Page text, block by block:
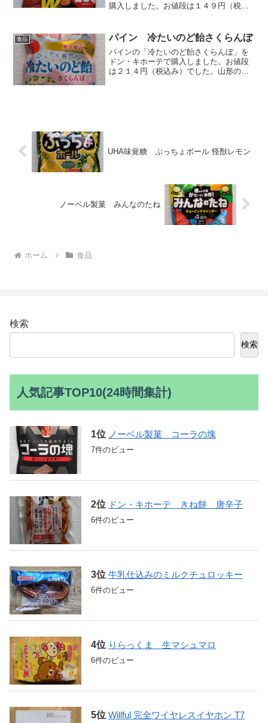
購入しました。お値段は１４９円（税込
のガーリック風味をきかせたビーフステ
ーキ味です。この味は...
食品 パイン 冷たいのど飴さくらんぼ
パインの「冷たいのど飴さくらんぼ」を
ドン・キホーテで購入しました。お値段
は２１４円（税込み）でした。山形のさ
UHA味覚糖 ぷっちょボール 怪獣レモン
ノーベル製菓 みんなのたね
ホーム 食品
検索
検索
人気記事TOP10(24時間集計)
ノーベル製菓 コーラの塊
7件のビュー
ドン・キホーテ きね餅 唐辛子
6件のビュー
牛乳仕込みのミルクチュロッキー
6件のビュー
りらっくま 生マシュマロ
6件のビュー
Willful 完全ワイヤレスイヤホン T7